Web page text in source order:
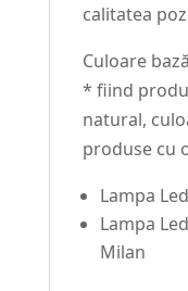
calitatea
Culoare
* fiind
natural,
produse cu
Lampa
Lampa
Milan